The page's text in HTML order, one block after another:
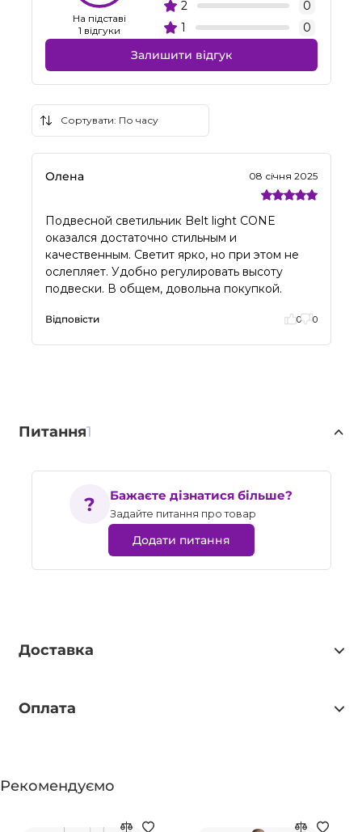
На підставі
1 відгуки
2
0
1
0
Залишити відгук
Олена 08 січня 2025
Подвесной светильник Belt light CONE
оказался достаточно стильным и
качественным. Светит ярко, но при этом не
ослепляет. Удобно регулировать высоту
подвески. В общем, довольна покупкой.
Відповісти 0 0
Питання1
Бажаєте дізнатися більше?
Задайте питання про товар
Додати питання
Доставка
Оплата
Рекомендуємо